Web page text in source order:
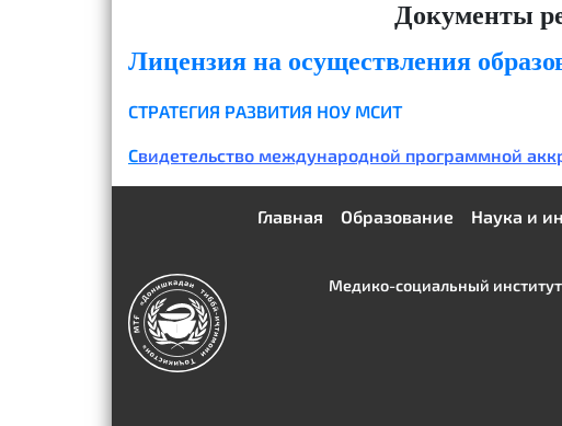
Документы
Лицензия на осуществления
СТРАТЕГИЯ РАЗВИТИЯ НОУ МСИТ
Свидетельство международной программной
Главная Образование Наука и
Медико-социальный